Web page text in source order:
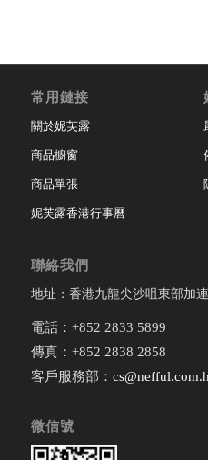
常用鏈接
關於妮芙露
商品櫥窗
商品單張
妮芙露香港行事曆
聯絡我們
地址：香港九龍尖沙咀東部加
電話：+852 2833 5899
傳真：+852 2838 2858
客戶服務部：
微信號